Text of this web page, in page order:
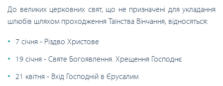
До великих церковних свят, що не призначені для укладання
шлюбів шляхом проходження Таїнства Вінчання, відносяться:
7 січня - Різдво Христове
19 січня - Святе Богоявлення. Хрещення Господнє
21 квітня - Вхід Господній в Єрусалим